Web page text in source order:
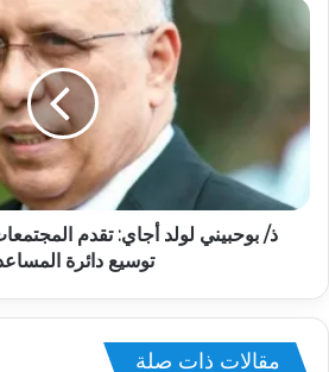
ذ/ بوحبيني لولد أجاي: تقدم
توسيع دائرة
مقالات ذات صلة